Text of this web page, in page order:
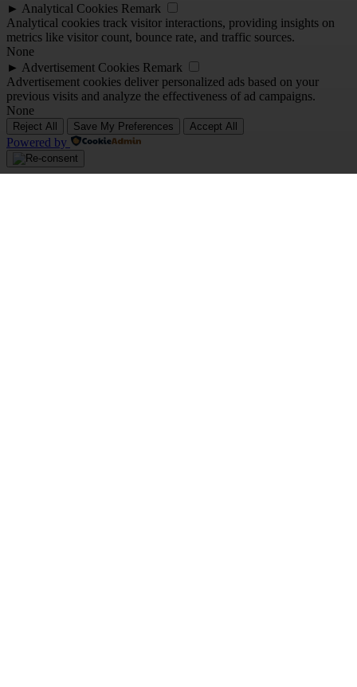
► Analytical Cookies Remark
Analytical cookies track visitor interactions, providing insights on
metrics like visitor count, bounce rate, and traffic sources.
None
► Advertisement Cookies Remark
Advertisement cookies deliver personalized ads based on your
previous visits and analyze the effectiveness of ad campaigns.
None
Reject All Save My Preferences Accept All
Powered by